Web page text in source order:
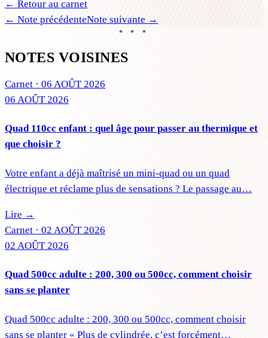
← Retour au carnet
← Note précédenteNote suivante →
* * *
NOTES VOISINES
Carnet · 06 AOÛT 2026
06 AOÛT 2026
Quad 110cc enfant : quel âge pour passer au thermique et
que choisir ?
Votre enfant a déjà maîtrisé un mini-quad ou un quad
électrique et réclame plus de sensations ? Le passage au…
Lire →
Carnet · 02 AOÛT 2026
02 AOÛT 2026
Quad 500cc adulte : 200, 300 ou 500cc, comment choisir
sans se planter
Quad 500cc adulte : 200, 300 ou 500cc, comment choisir
sans se planter « Plus de cylindrée, c’est forcément…